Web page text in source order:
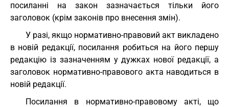
посиланні на закон зазначається тільки його
заголовок (крім законів про внесення змін).
У разі, якщо нормативно-правовий акт викладено
в новій редакції, посилання робиться на його першу
редакцію із зазначенням у дужках нової редакції, а
заголовок нормативно-правового акта наводиться в
новій редакції.
Посилання в нормативно-правовому акті, що